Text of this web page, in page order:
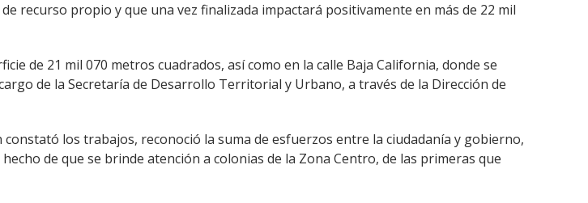
recurso propio y que una vez finalizada impactará positivamente en más de 22 mil
de 21 mil 070 metros cuadrados, así como en la calle Baja California, donde se
de la Secretaría de Desarrollo Territorial y Urbano, a través de la Dirección de
los trabajos, reconoció la suma de esfuerzos entre la ciudadanía y gobierno,
de que se brinde atención a colonias de la Zona Centro, de las primeras que